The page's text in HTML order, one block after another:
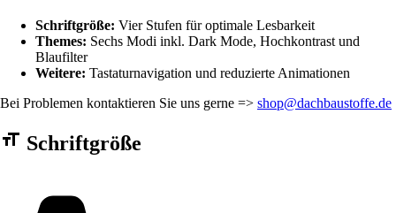
Schriftgröße: Vier Stufen für optimale Lesbarkeit
Themes: Sechs Modi inkl. Dark Mode, Hochkontrast und
Blaufilter
Weitere: Tastaturnavigation und reduzierte Animationen
Bei Problemen kontaktieren Sie uns gerne => shop@dachbaustoffe.de
Barrierefreiheit Einstellungen Formular
Schriftgröße